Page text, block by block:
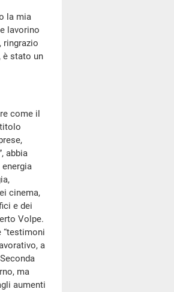
la mia
lavorino
ringrazio
è stato un
come il
abbia
cinema,
e dei
Volpe.
“testimoni
a
ma
aumenti